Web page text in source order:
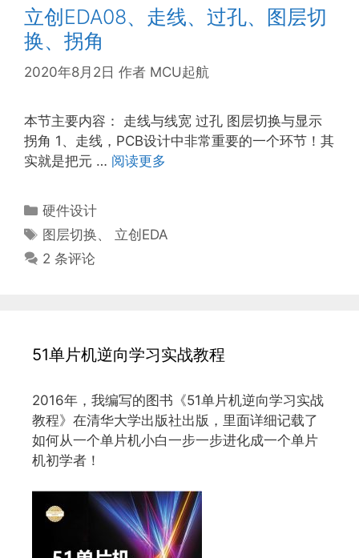
立创EDA08、走线、过孔、图层切
换、拐角
2020年8月2日 作者 MCU起航
本节主要内容： 走线与线宽 过孔 图层切换与显示
拐角 1、走线，PCB设计中非常重要的一个环节！其
实就是把元 … 阅读更多
分
类
硬件设计
标
签
图层切换、 立创EDA
2 条评论
51单片机逆向学习实战教程
2016年，我编写的图书《51单片机逆向学习实战
教程》在清华大学出版社出版，里面详细记载了
如何从一个单片机小白一步一步进化成一个单片
机初学者！